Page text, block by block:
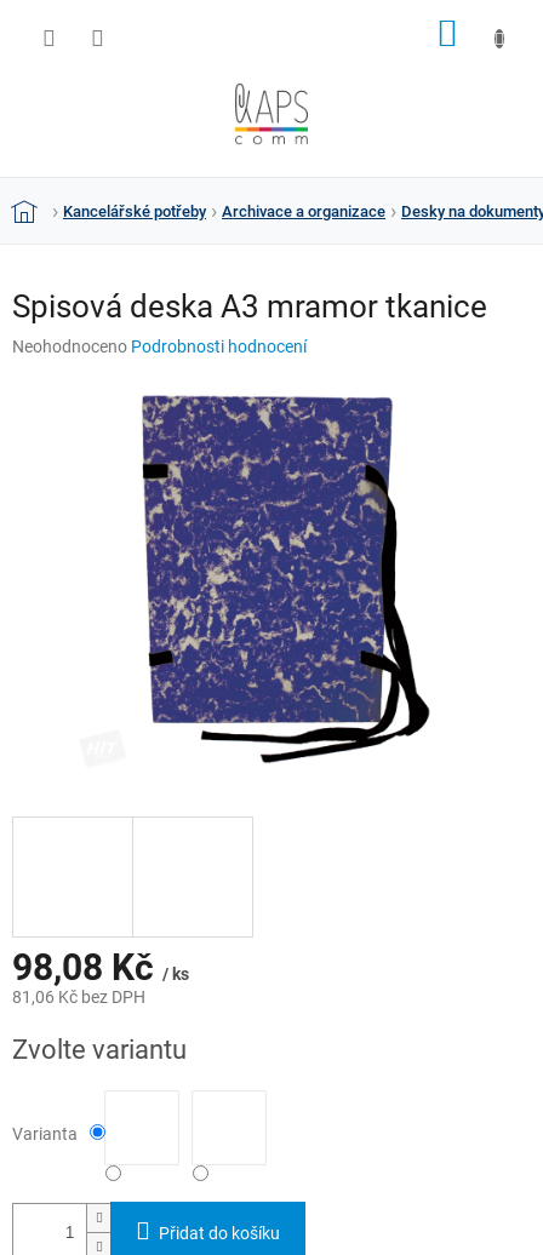
DomůKancelářské potřeby Archivace a organizace Desky na
Spisová deska A3 mramor tkanice
Průměrné
Neohodnoceno Podrobnosti hodnocení
98,08 Kč / ks
81,06 Kč bez DPH
cena:
Zvolte variantu
Varianta
Přidat do košíku